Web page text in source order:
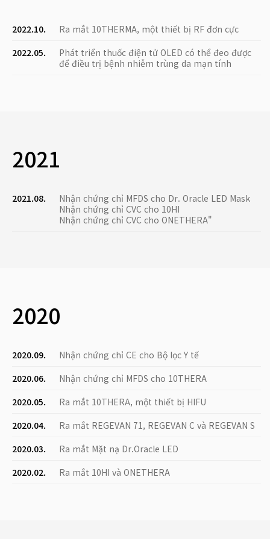
2022.10.
Ra mắt 10THERMA, một thiết bị RF đơn cực
2022.05.
Phát triển thuốc điện tử OLED có thể đeo được
để điều trị bệnh nhiễm trùng da mạn tính
2021
2021.08.
Nhận chứng chỉ MFDS cho Dr. Oracle LED Mask
Nhận chứng chỉ CVC cho 10HI
Nhận chứng chỉ CVC cho ONETHERA"
2020
2020.09.
Nhận chứng chỉ CE cho Bộ lọc Y tế
2020.06.
Nhận chứng chỉ MFDS cho 10THERA
2020.05.
Ra mắt 10THERA, một thiết bị HIFU
2020.04.
Ra mắt REGEVAN 71, REGEVAN C và REGEVAN S
2020.03.
Ra mắt Mặt nạ Dr.Oracle LED
2020.02.
Ra mắt 10HI và ONETHERA